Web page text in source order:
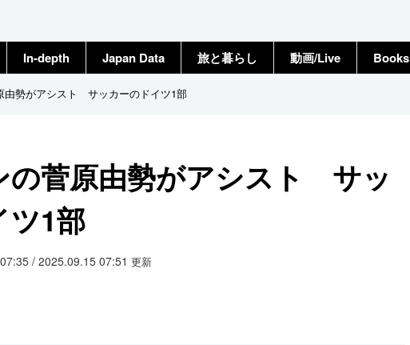
In-depth Japan Data 旅と暮らし 動画/Live Books
由勢がアシスト サッカーのドイツ1部
の菅原由勢がアシスト サッ
ツ1部
/ 2025.09.15 07:51 更新